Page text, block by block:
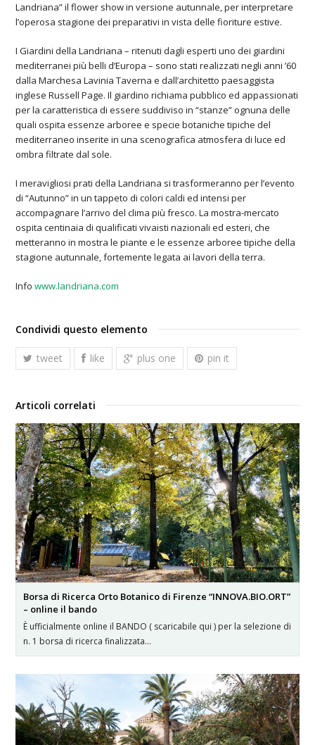
Landriana” il flower show in versione autunnale, per interpretare
l’operosa stagione dei preparativi in vista delle fioriture estive.
I Giardini della Landriana – ritenuti dagli esperti uno dei giardini
mediterranei più belli d’Europa – sono stati realizzati negli anni ’60
dalla Marchesa Lavinia Taverna e dall’architetto paesaggista
inglese Russell Page. Il giardino richiama pubblico ed appassionati
per la caratteristica di essere suddiviso in “stanze” ognuna delle
quali ospita essenze arboree e specie botaniche tipiche del
mediterraneo inserite in una scenografica atmosfera di luce ed
ombra filtrate dal sole.
I meravigliosi prati della Landriana si trasformeranno per l’evento
di “Autunno” in un tappeto di colori caldi ed intensi per
accompagnare l’arrivo del clima più fresco. La mostra-mercato
ospita centinaia di qualificati vivaisti nazionali ed esteri, che
metteranno in mostra le piante e le essenze arboree tipiche della
stagione autunnale, fortemente legata ai lavori della terra.
Infowww.landriana.com
Condividi questo elemento
tweet like plus one pin it
Articoli correlati
Borsa di Ricerca Orto Botanico di Firenze “INNOVA.BIO.ORT”
– online il bando
È ufficialmente online il BANDO ( scaricabile qui ) per la selezione di
n. 1 borsa di ricerca finalizzata…